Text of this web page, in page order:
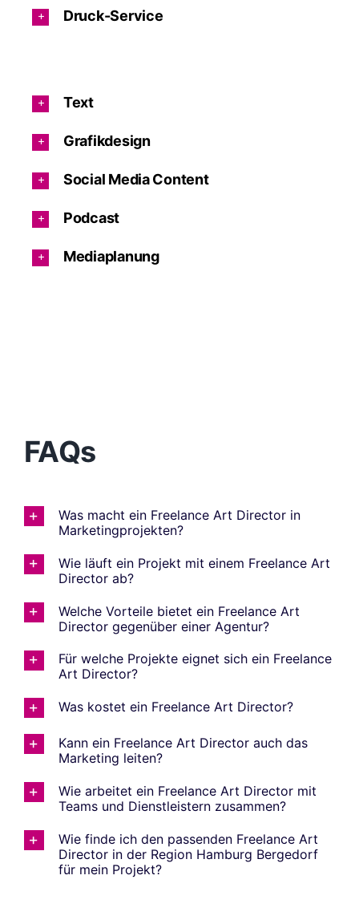
Druck-Service
Text
Grafikdesign
Social Media Content
Podcast
Mediaplanung
FAQs
Was macht ein Freelance Art Director in
Marketingprojekten?
Wie läuft ein Projekt mit einem Freelance Art
Director ab?
Welche Vorteile bietet ein Freelance Art
Director gegenüber einer Agentur?
Für welche Projekte eignet sich ein Freelance
Art Director?
Was kostet ein Freelance Art Director?
Kann ein Freelance Art Director auch das
Marketing leiten?
Wie arbeitet ein Freelance Art Director mit
Teams und Dienstleistern zusammen?
Wie finde ich den passenden Freelance Art
Director in der Region Hamburg Bergedorf
für mein Projekt?